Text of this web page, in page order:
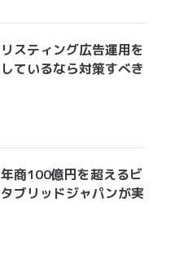
リスティング広告運用を
しているなら対策すべき
現した無効クリック対策
年商100億円を超えるビ
タブリッドジャパンが実